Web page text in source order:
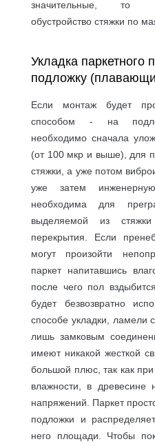
значительные, то
обустройство стяжки по
Укладка паркетного
подложку
Если монтаж будет
способом - на
необходимо сначала
(от 100 мкр и выше), для
стяжки, а уже потом
уже затем
необходима для
выделяемой из
перекрытия. Если
могут произойти
паркет напитавшись
после чего пол
будет безвозвратно
способе укладки, ламели
лишь замковым
имеют никакой жесткой
большой плюс, так как
влажности, в древесине
напряжений. Паркет
подложки и
него площади. Чтобы